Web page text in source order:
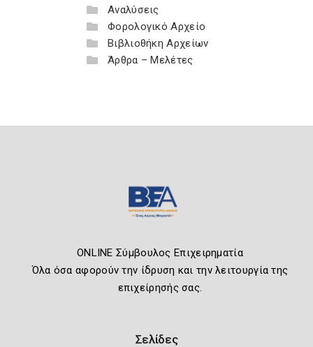
Αναλύσεις
Φορολογικό Αρχείο
Βιβλιοθήκη Αρχείων
Άρθρα – Μελέτες
ONLINE Σύμβουλος Επιχειρηματία
Όλα όσα αφορούν την ίδρυση και την λειτουργία της
επιχείρησής σας.
Σελίδες